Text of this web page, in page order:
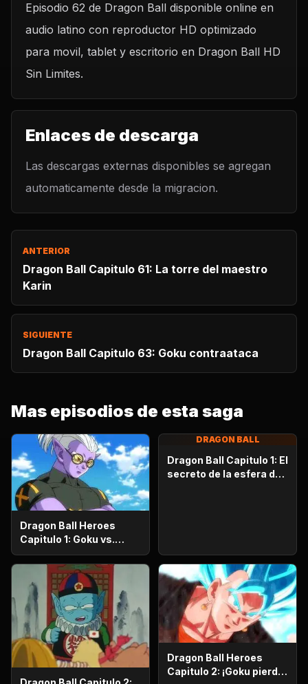
Episodio 62 de Dragon Ball disponible online en
audio latino con reproductor HD optimizado
para movil, tablet y escritorio en Dragon Ball HD
Sin Limites.
Enlaces de descarga
Las descargas externas disponibles se agregan
automaticamente desde la migracion.
ANTERIOR
Dragon Ball Capitulo 61: La torre del maestro
Karin
SIGUIENTE
Dragon Ball Capitulo 63: Goku contraataca
Mas episodios de esta saga
Dragon Ball Heroes
Capitulo 1: Goku vs.
Goku. Inicia una
apasionante batalla en
la prisión planetaria!
DRAGON BALL
Dragon Ball Capitulo 1: El
secreto de la esfera del
Dragon Ball Heroes
Capitulo 2: ¡Goku pierde